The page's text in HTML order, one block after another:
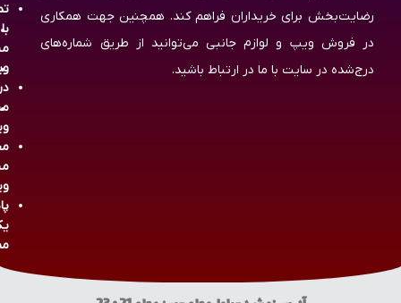
رضایت‌بخش برای خریداران فراهم کند. همچنین جهت همکاری
در فروش ویپ و لوازم جانبی می‌توانید از طریق شماره‌های
درج‌شده در سایت با ما در ارتباط باشید.
با